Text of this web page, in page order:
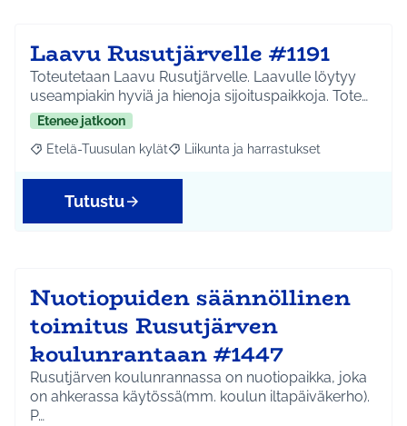
Laavu Rusutjärvelle #1191
Toteutetaan Laavu Rusutjärvelle. Laavulle löytyy
useampiakin hyviä ja hienoja sijoituspaikkoja. Tote…
Etenee jatkoon
Rajaa tulokset aihepiirin mukaan: Etelä-Tuusulan kylät
Etelä-Tuusulan kylät Rajaa tulokset teeman mukaan:
Liikunta ja harrastukset
Tutustu
Nuotiopuiden säännöllinen
toimitus Rusutjärven
koulunrantaan #1447
Rusutjärven koulunrannassa on nuotiopaikka, joka
on ahkerassa käytössä(mm. koulun iltapäiväkerho).
P…